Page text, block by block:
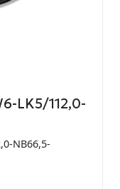
LK5/112,0-
NB66,5-